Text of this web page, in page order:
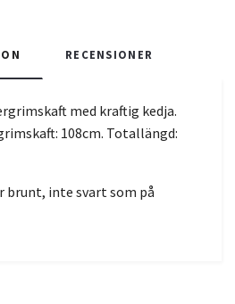
RECENSIONER
med kraftig kedja.
108cm. Totallängd:
brunt, inte svart som på